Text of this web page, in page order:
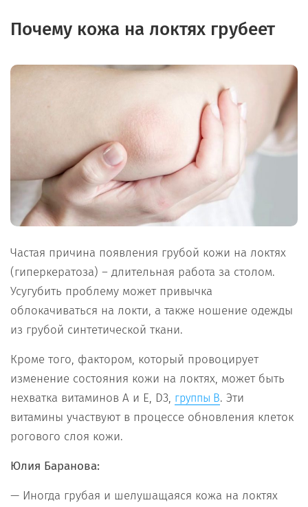
Почему кожа на локтях грубеет
Частая причина появления грубой кожи на локтях
(гиперкератоза) – длительная работа за столом.
Усугубить проблему может привычка
облокачиваться на локти, а также ношение одежды
из грубой синтетической ткани.
Кроме того, фактором, который провоцирует
изменение состояния кожи на локтях, может быть
нехватка витаминов А и Е, D3, группы B. Эти
витамины участвуют в процессе обновления клеток
рогового слоя кожи.
Юлия Баранова:
— Иногда грубая и шелушащаяся кожа на локтях